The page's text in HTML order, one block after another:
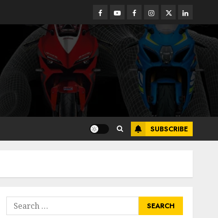
Facebook
YoutubeFacebookInstagram
Twitterlinkedin
SUBSCRIBE
Search
for: